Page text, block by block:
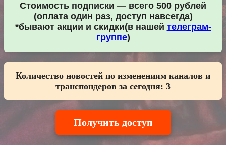
Стоимость подписки — всего 500 рублей
(оплата один раз, доступ навсегда)
*бывают акции и скидки(в нашей телеграм-
группе)
Количество новостей по изменениям каналов и
транспондеров за сегодня: 3
Получить доступ